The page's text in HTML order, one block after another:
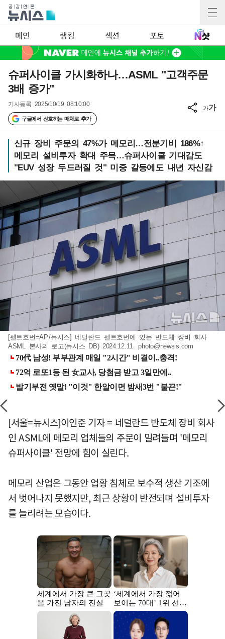
메인 랭킹 섹션 포토
슈퍼사이클 가시화하나…ASML "고객주문
3배 증가"
기사등록 2025/10/19 08:10:00
구글에서 선호하는 매체로 추가
가가
신규 장비 주문의 47%가 메모리…전분기비 186%↑
메모리 설비투자 확대 주목…슈퍼사이클 기대감도
"EUV 성장 두드러질 것" 미중 갈등에도 내년 자신감
[펠트호번=AP./뉴시스] 네덜란드 펠트호번에 있는 반도체 장비 회사
ASML 본사의 로고(뉴시스 DB) 2024.12.11.photo@newsis.com
[서울=뉴시스]이인준 기자 = 네덜란드 반도체 장비 회사
인 ASML에 메모리 업체들의 주문이 밀려들며 '메모리
슈퍼사이클' 전망에 힘이 실린다.
메모리 산업은 그동안 업황 침체로 보수적 생산 기조에
서 벗어나지 못했지만, 최근 상황이 반전되며 설비투자
를 늘리려는 모습이다.